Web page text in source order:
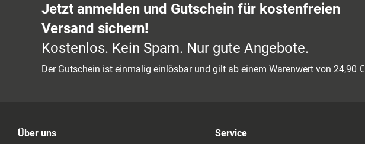
Jetzt anmelden und Gutschein für kostenfreien
Versand sichern!
Kostenlos. Kein Spam. Nur gute Angebote.
Der Gutschein ist einmalig einlösbar und gilt ab einem Warenwert von 24,90 €
Über uns Service